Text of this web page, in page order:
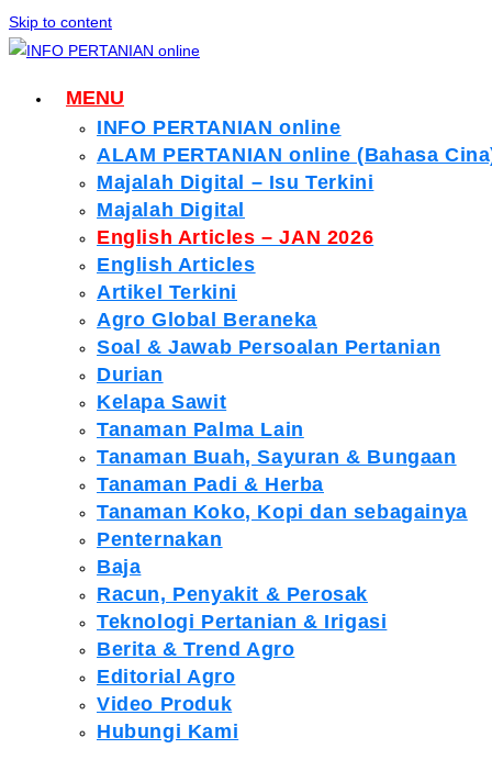
Skip to content
MENU
INFO PERTANIAN online
ALAM PERTANIAN online (Bahasa
Majalah Digital – Isu Terkini
Majalah Digital
English Articles – JAN 2026
English Articles
Artikel Terkini
Agro Global Beraneka
Soal & Jawab Persoalan Pertanian
Durian
Kelapa Sawit
Tanaman Palma Lain
Tanaman Buah, Sayuran & Bungaan
Tanaman Padi & Herba
Tanaman Koko, Kopi dan sebagainya
Penternakan
Baja
Racun, Penyakit & Perosak
Teknologi Pertanian & Irigasi
Berita & Trend Agro
Editorial Agro
Video Produk
Hubungi Kami